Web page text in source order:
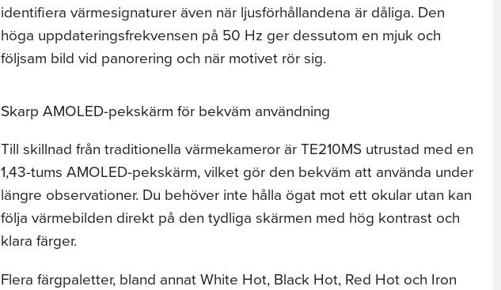
identifiera värmesignaturer även när ljusförhållandena är dåliga. Den
höga uppdateringsfrekvensen på 50 Hz ger dessutom en mjuk och
följsam bild vid panorering och när motivet rör sig.
Skarp AMOLED-pekskärm för bekväm användning
Till skillnad från traditionella värmekameror är TE210MS utrustad med en
1,43-tums AMOLED-pekskärm, vilket gör den bekväm att använda under
längre observationer. Du behöver inte hålla ögat mot ett okular utan kan
följa värmebilden direkt på den tydliga skärmen med hög kontrast och
klara färger.
Flera färgpaletter, bland annat White Hot, Black Hot, Red Hot och Iron